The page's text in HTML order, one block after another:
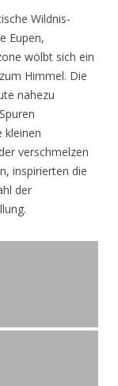
Wildnis-
Eupen,
wölbt sich ein
Himmel. Die
nahezu
kleinen
verschmelzen
inspirierten die
der